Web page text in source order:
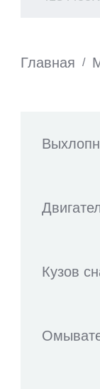
Главная /
Кузов